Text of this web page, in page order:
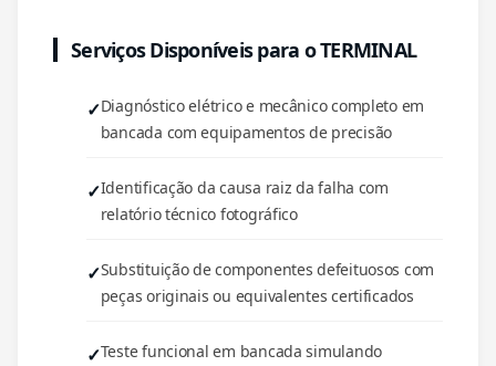
Serviços Disponíveis para o TERMINAL
Diagnóstico elétrico e mecânico completo em
bancada com equipamentos de precisão
Identificação da causa raiz da falha com
relatório técnico fotográfico
Substituição de componentes defeituosos com
peças originais ou equivalentes certificados
Teste funcional em bancada simulando